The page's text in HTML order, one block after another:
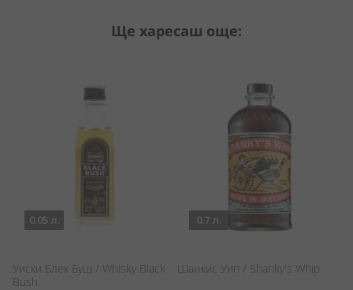
Ще харесаш още:
0.05 л.
Уиски Блек Буш / Whisky Black
Bush
0.7 л.
Шанкис Уип / Shanky's Whip